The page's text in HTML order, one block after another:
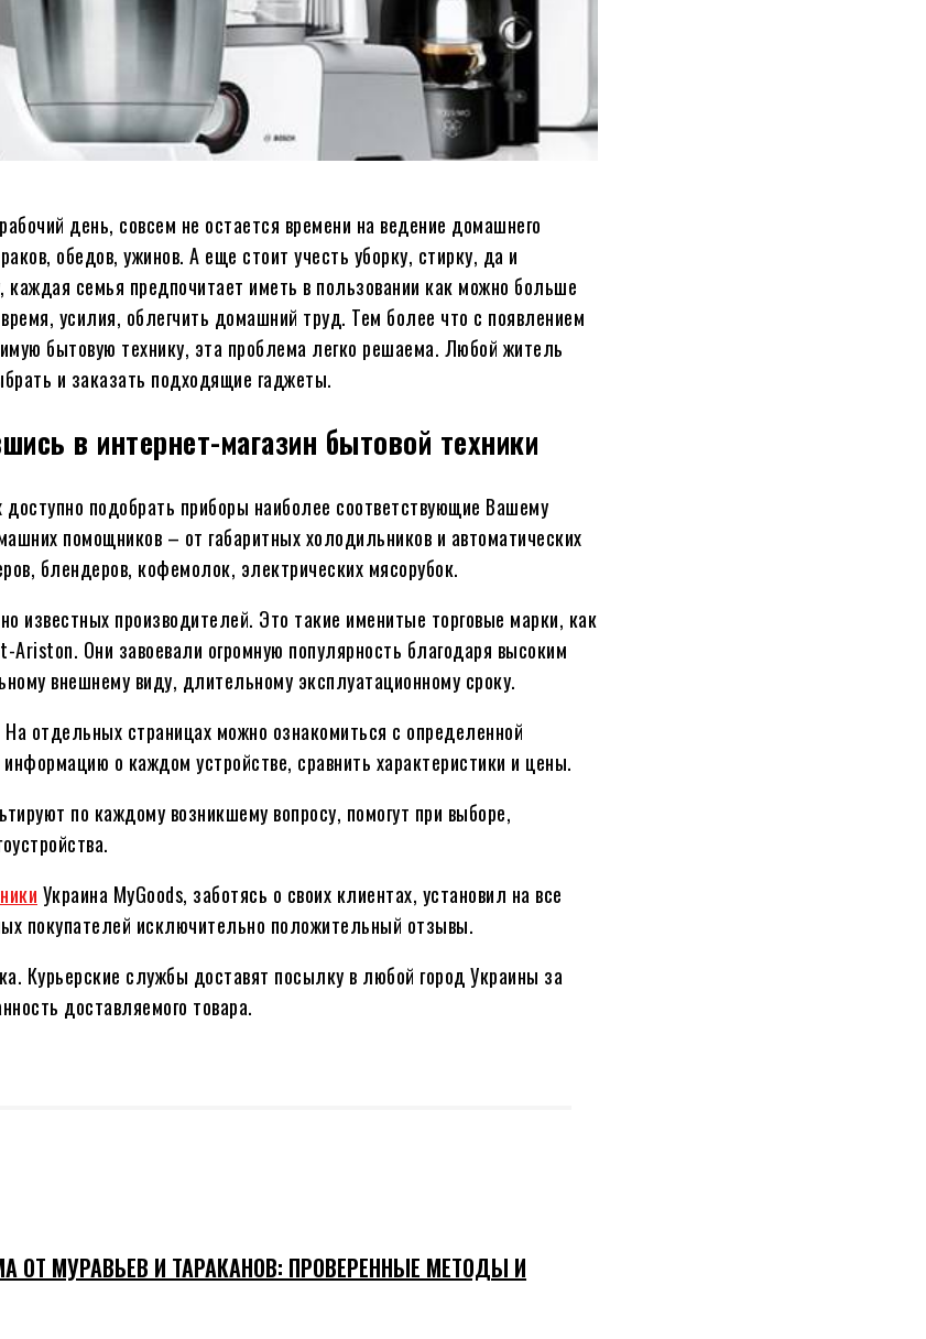
день, совсем не остается времени на ведение домашнего
обедов, ужинов. А еще стоит учесть уборку, стирку, да и
семья предпочитает иметь в пользовании как можно больше
усилия, облегчить домашний труд. Тем более что с появлением
бытовую технику, эта проблема легко решаема. Любой житель
и заказать подходящие гаджеты.
в интернет-магазин бытовой техники
подобрать приборы наиболее соответствующие Вашему
помощников – от габаритных холодильников и автоматических
блендеров, кофемолок, электрических мясорубок.
известных производителей. Это такие именитые торговые марки, как
Они завоевали огромную популярность благодаря высоким
внешнему виду, длительному эксплуатационному сроку.
отдельных страницах можно ознакомиться с определенной
о каждом устройстве, сравнить характеристики и цены.
по каждому возникшему вопросу, помогут при выборе,
Украина MyGoods, заботясь о своих клиентах, установил на все
покупателей исключительно положительный отзывы.
Курьерские службы доставят посылку в любой город Украины за
доставляемого товара.
ОТ МУРАВЬЕВ И ТАРАКАНОВ: ПРОВЕРЕННЫЕ МЕТОДЫ И